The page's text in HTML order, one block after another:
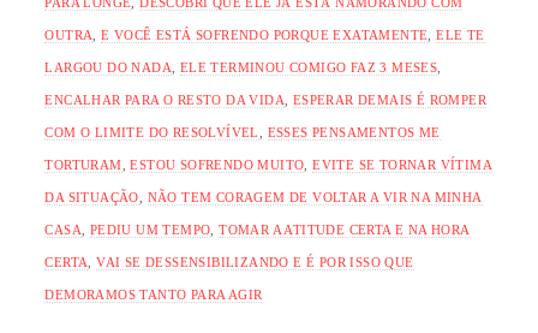
OUTRA ,E VOCÊ ESTÁ SOFRENDO PORQUE EXATAMENTE ,ELE TE
LARGOU DO NADA ELE TERMINOU COMIGO FAZ 3 MESES
ENCALHAR PARA O RESTO DA VIDA ESPERAR DEMAIS É ROMPER
COM O LIMITE DO RESOLVÍVEL ESSES PENSAMENTOS ME
TORTURAM ,ESTOU SOFRENDO MUITO ,EVITE SE TORNAR VÍTIMA
DA SITUAÇÃO NÃO TEM CORAGEM DE VOLTAR A VIR NA MINHA
CASA PEDIU UM TEMPO ,TOMAR A ATITUDE CERTA E NA HORA
CERTA ,VAI SE DESSENSIBILIZANDO E É POR ISSO QUE
DEMORAMOS TANTO PARA AGIR